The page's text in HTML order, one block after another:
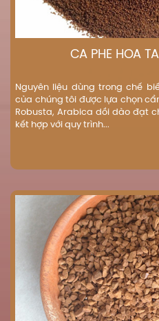
CÀ PHÊ HÒA
Nguyên liệu dùng trong chế
của chúng tôi được lựa chọn
Robusta, Arabica dồi dào đạt
kết hợp với quy trình...